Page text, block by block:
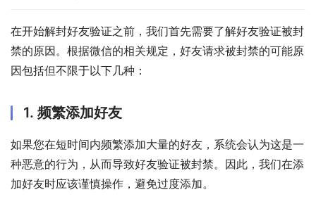
在开始解封好友验证之前，我们首先需要了解好友验证被封
禁的原因。根据微信的相关规定，好友请求被封禁的可能原
因包括但不限于以下几种：
1. 频繁添加好友
如果您在短时间内频繁添加大量的好友，系统会认为这是一
种恶意的行为，从而导致好友验证被封禁。因此，我们在添
加好友时应该谨慎操作，避免过度添加。